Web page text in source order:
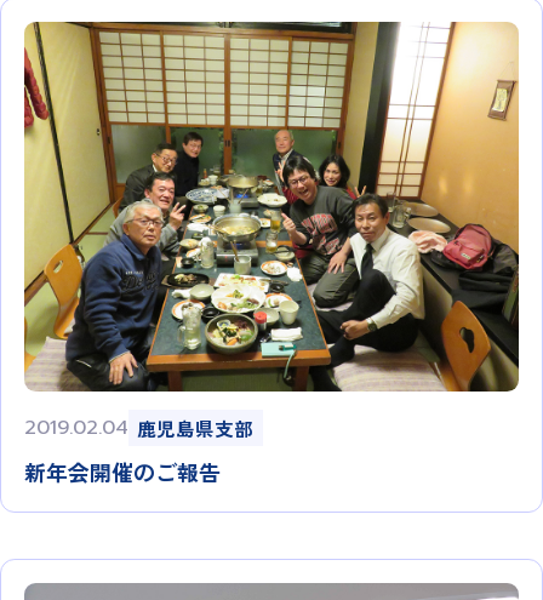
2019.02.04 鹿児島県支部
新年会開催のご報告